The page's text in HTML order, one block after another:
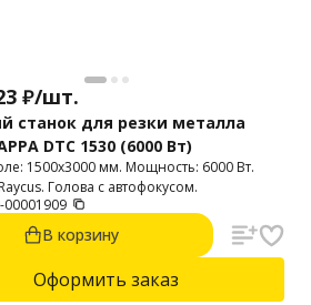
₽/шт.
станок для резки металла
DTC 1530 (6000 Вт)
1500х3000 мм. Мощность: 6000 Вт.
Голова с автофокусом.
00001909
В корзину
Оформить заказ